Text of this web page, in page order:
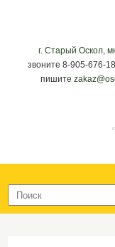
г. Старый Оскол,
звоните 8-905-676-
пишите